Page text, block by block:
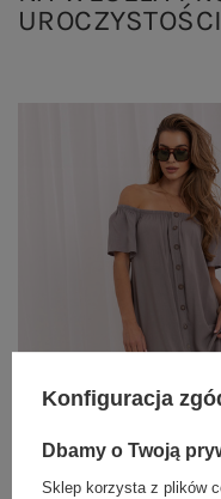
UROCZYSTOŚCI
Konfiguracja
Dbamy o Twoją
Sklep korzysta z plików